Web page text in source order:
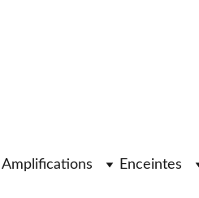
Amplifications Enceintes